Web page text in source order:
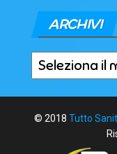
ARCHIVI
Archivi
© 2018 Tutto